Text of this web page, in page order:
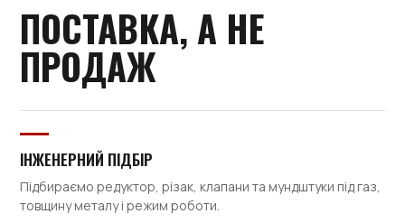
ПОСТАВКА, А НЕ
ПРОДАЖ
ІНЖЕНЕРНИЙ ПІДБІР
Підбираємо редуктор, різак, клапани та мундштуки під газ,
товщину металу і режим роботи.